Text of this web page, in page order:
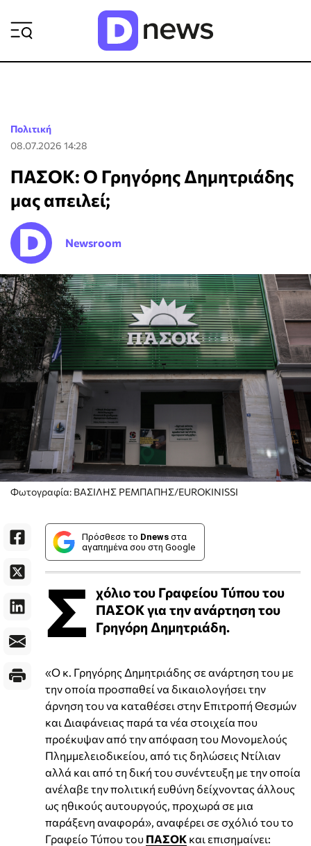
Πολιτική
08.07.2026 14:28
ΠΑΣΟΚ: Ο Γρηγόρης Δημητριάδης
μας απειλεί;
Newsroom
Φωτογραφία: ΒΑΣΙΛΗΣ ΡΕΜΠΑΠΗΣ/EUROKINISSI
Πρόσθεσε το Dnews στα
αγαπημένα σου στη Google
Σ χόλιο του Γραφείου Τύπου του
ΠΑΣΟΚ για την ανάρτηση του
Γρηγόρη Δημητριάδη.
«Ο κ. Γρηγόρης Δημητριάδης σε ανάρτηση του με
την οποία προσπαθεί να δικαιολογήσει την
άρνηση του να καταθέσει στην Επιτροπή Θεσμών
και Διαφάνειας παρά τα νέα στοιχεία που
προέκυψαν από την απόφαση του Μονομελούς
Πλημμελειοδικείου, από τις δηλώσεις Ντίλιαν
αλλά και από τη δική του συνέντευξη με την οποία
ανέλαβε την πολιτική ευθύνη δείχνοντας άλλους
ως ηθικούς αυτουργούς, προχωρά σε μια
παράξενη αναφορά», αναφέρει σε σχόλιό του το
Γραφείο Τύπου του ΠΑΣΟΚ και επισημαίνει: